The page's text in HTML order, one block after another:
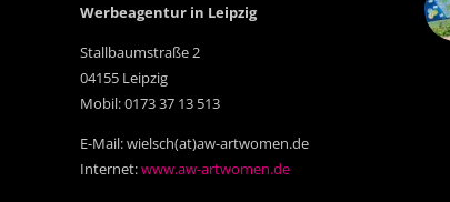
Werbeagentur in Leipzig
Stallbaumstraße 2
04155 Leipzig
Mobil: 0173 37 13 513
E-Mail: wielsch(at)aw-artwomen.de
Internet:www.aw-artwomen.de